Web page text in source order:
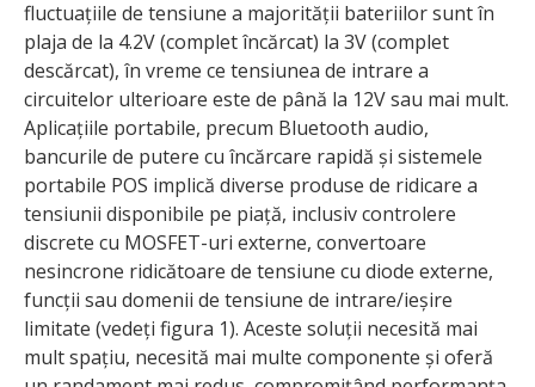
fluctuațiile de tensiune a majorității bateriilor sunt în
plaja de la 4.2V (complet încărcat) la 3V (complet
descărcat), în vreme ce tensiunea de intrare a
circuitelor ulterioare este de până la 12V sau mai mult.
Aplicațiile portabile, precum Bluetooth audio,
bancurile de putere cu încărcare rapidă și sistemele
portabile POS implică diverse produse de ridicare a
tensiunii disponibile pe piață, inclusiv controlere
discrete cu MOSFET-uri externe, convertoare
nesincrone ridicătoare de tensiune cu diode externe,
funcții sau domenii de tensiune de intrare/ieșire
limitate (vedeți figura 1). Aceste soluții necesită mai
mult spațiu, necesită mai multe componente și oferă